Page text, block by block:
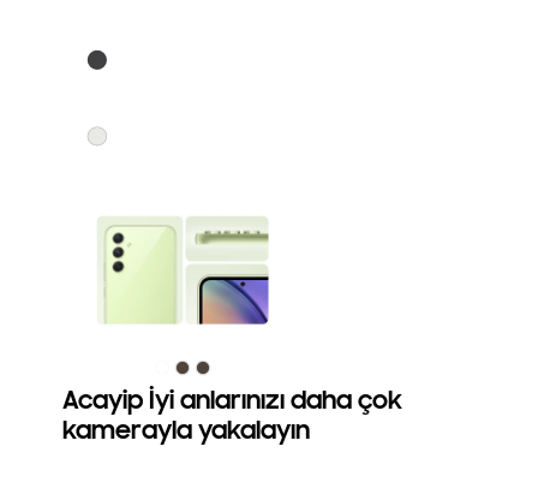
Acayip İyi anlarınızı daha çok
kamerayla yakalayın